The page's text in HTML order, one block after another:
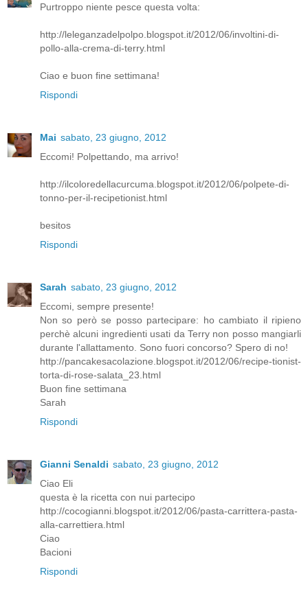
Purtroppo niente pesce questa volta:
http://leleganzadelpolpo.blogspot.it/2012/06/involtini-di-
pollo-alla-crema-di-terry.html
Ciao e buon fine settimana!
Rispondi
Mai sabato, 23 giugno, 2012
Eccomi! Polpettando, ma arrivo!
http://ilcoloredellacurcuma.blogspot.it/2012/06/polpete-di-
tonno-per-il-recipetionist.html
besitos
Rispondi
Sarah sabato, 23 giugno, 2012
Eccomi, sempre presente!
Non so però se posso partecipare: ho cambiato il ripieno
perchè alcuni ingredienti usati da Terry non posso mangiarli
durante l'allattamento. Sono fuori concorso? Spero di no!
http://pancakesacolazione.blogspot.it/2012/06/recipe-tionist-
torta-di-rose-salata_23.html
Buon fine settimana
Sarah
Rispondi
Gianni Senaldi sabato, 23 giugno, 2012
Ciao Eli
questa è la ricetta con nui partecipo
http://cocogianni.blogspot.it/2012/06/pasta-carrittera-pasta-
alla-carrettiera.html
Ciao
Bacioni
Rispondi